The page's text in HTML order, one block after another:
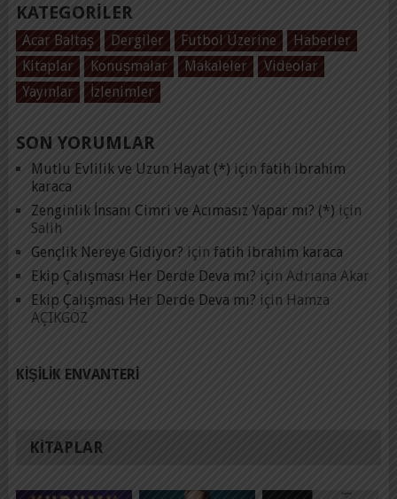
KATEGORILER
Acar Baltaş Dergiler Futbol Üzerine
Haberler
Kitaplar
Konuşmalar Makaleler
Videolar
Yayınlar
İzlenimler
SON YORUMLAR
Mutlu Evlilik ve Uzun Hayat (*) için fatih ibrahim
karaca
Zenginlik İnsanı Cimri ve Acımasız Yapar mı? (*) için
Salih
Gençlik Nereye Gidiyor? için fatih ibrahim karaca
Ekip Çalışması Her Derde Deva mı? için Adrıana Akar
Ekip Çalışması Her Derde Deva mı? için Hamza
AÇIKGÖZ
KIŞILIK ENVANTERI
KITAPLAR